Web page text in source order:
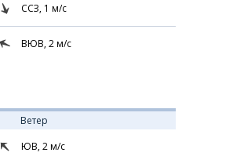
ССЗ, 1 м/с
ВЮВ, 2м/с
Ветер
ЮВ, 2м/с